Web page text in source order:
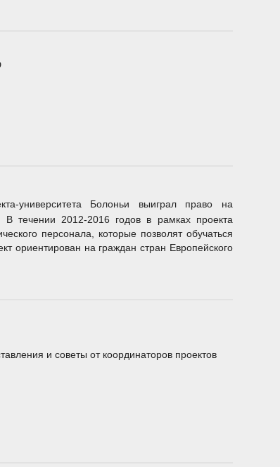
университета Болоньи выиграл право на
течении 2012-2016 годов в рамках проекта
персонала, которые позволят обучаться
ориентирован на граждан стран Европейского
и советы от координаторов проектов